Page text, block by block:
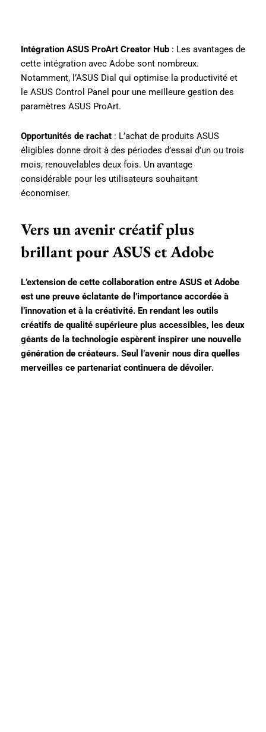
Intégration ASUS ProArt Creator Hub : Les avantages de
cette intégration avec Adobe sont nombreux.
Notamment, l’ASUS Dial qui optimise la productivité et
le ASUS Control Panel pour une meilleure gestion des
paramètres ASUS ProArt.
Opportunités de rachat : L’achat de produits ASUS
éligibles donne droit à des périodes d’essai d’un ou trois
mois, renouvelables deux fois. Un avantage
considérable pour les utilisateurs souhaitant
économiser.
Vers un avenir créatif plus
brillant pour ASUS et Adobe
L’extension de cette collaboration entre ASUS et Adobe
est une preuve éclatante de l’importance accordée à
l’innovation et à la créativité. En rendant les outils
créatifs de qualité supérieure plus accessibles, les deux
géants de la technologie espèrent inspirer une nouvelle
génération de créateurs. Seul l’avenir nous dira quelles
merveilles ce partenariat continuera de dévoiler.